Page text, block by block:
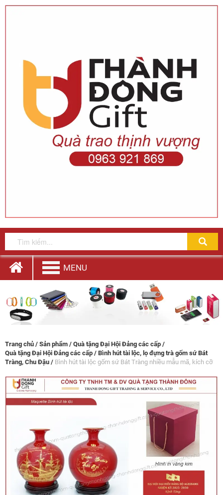
MENU
Trang chủ / Sản phẩm / Quà tặng Đại Hội Đảng các cấp /
Quà tặng Đại Hội Đảng các cấp / Bình hút tài lộc, lọ đựng trà gốm sứ Bát
Tràng, Chu Đậu / Bình hút tài lộc gốm sứ Bát Tràng nhiều mẫu mã, kích cỡ